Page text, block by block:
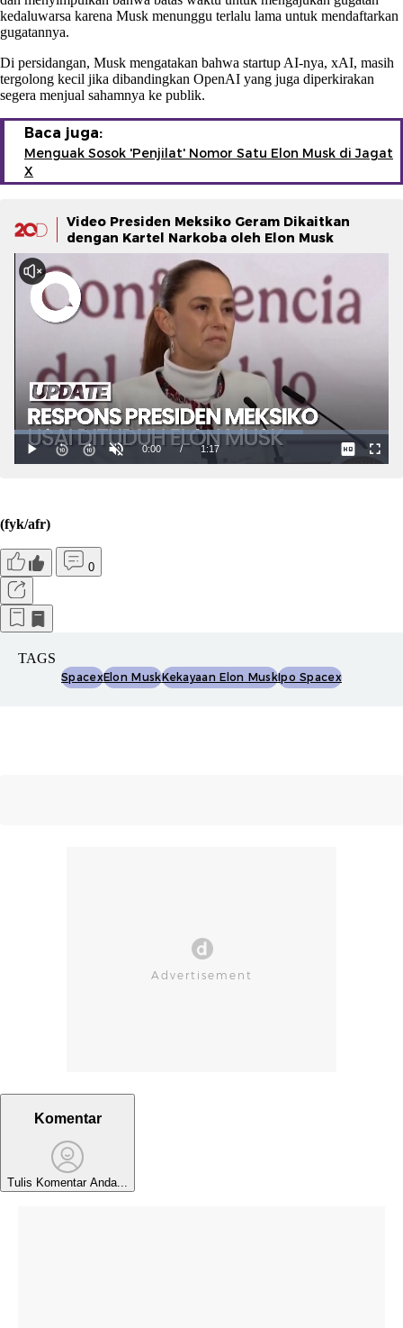
kedaluwarsa karena Musk menunggu terlalu lama untuk mendaftarkan
gugatannya.
Di persidangan, Musk mengatakan bahwa startup AI-nya, xAI, masih
tergolong kecil jika dibandingkan OpenAI yang juga diperkirakan
segera menjual sahamnya ke publik.
Baca juga:
Menguak Sosok 'Penjilat' Nomor Satu Elon Musk di Jagat
X
Video Presiden Meksiko Geram Dikaitkan
dengan Kartel Narkoba oleh Elon Musk
(fyk/afr)
0
TAGS
SpacexElon MuskKekayaan Elon MuskIpo Spacex
Komentar
Tulis Komentar Anda...